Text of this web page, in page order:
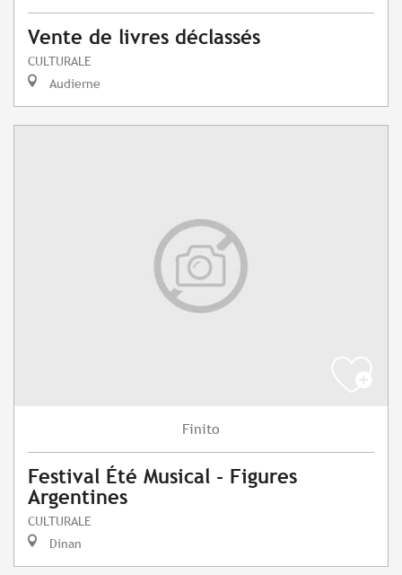
Vente de livres déclassés
CULTURALE
Audierne
Finito
Festival Été Musical - Figures
Argentines
CULTURALE
Dinan